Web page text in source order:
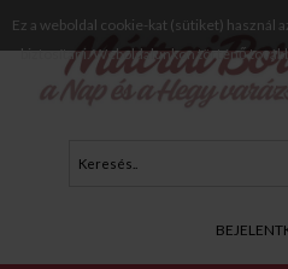
Ez a weboldal cookie-kat (sütiket) használ
biztosítani. Weboldalunkon történő